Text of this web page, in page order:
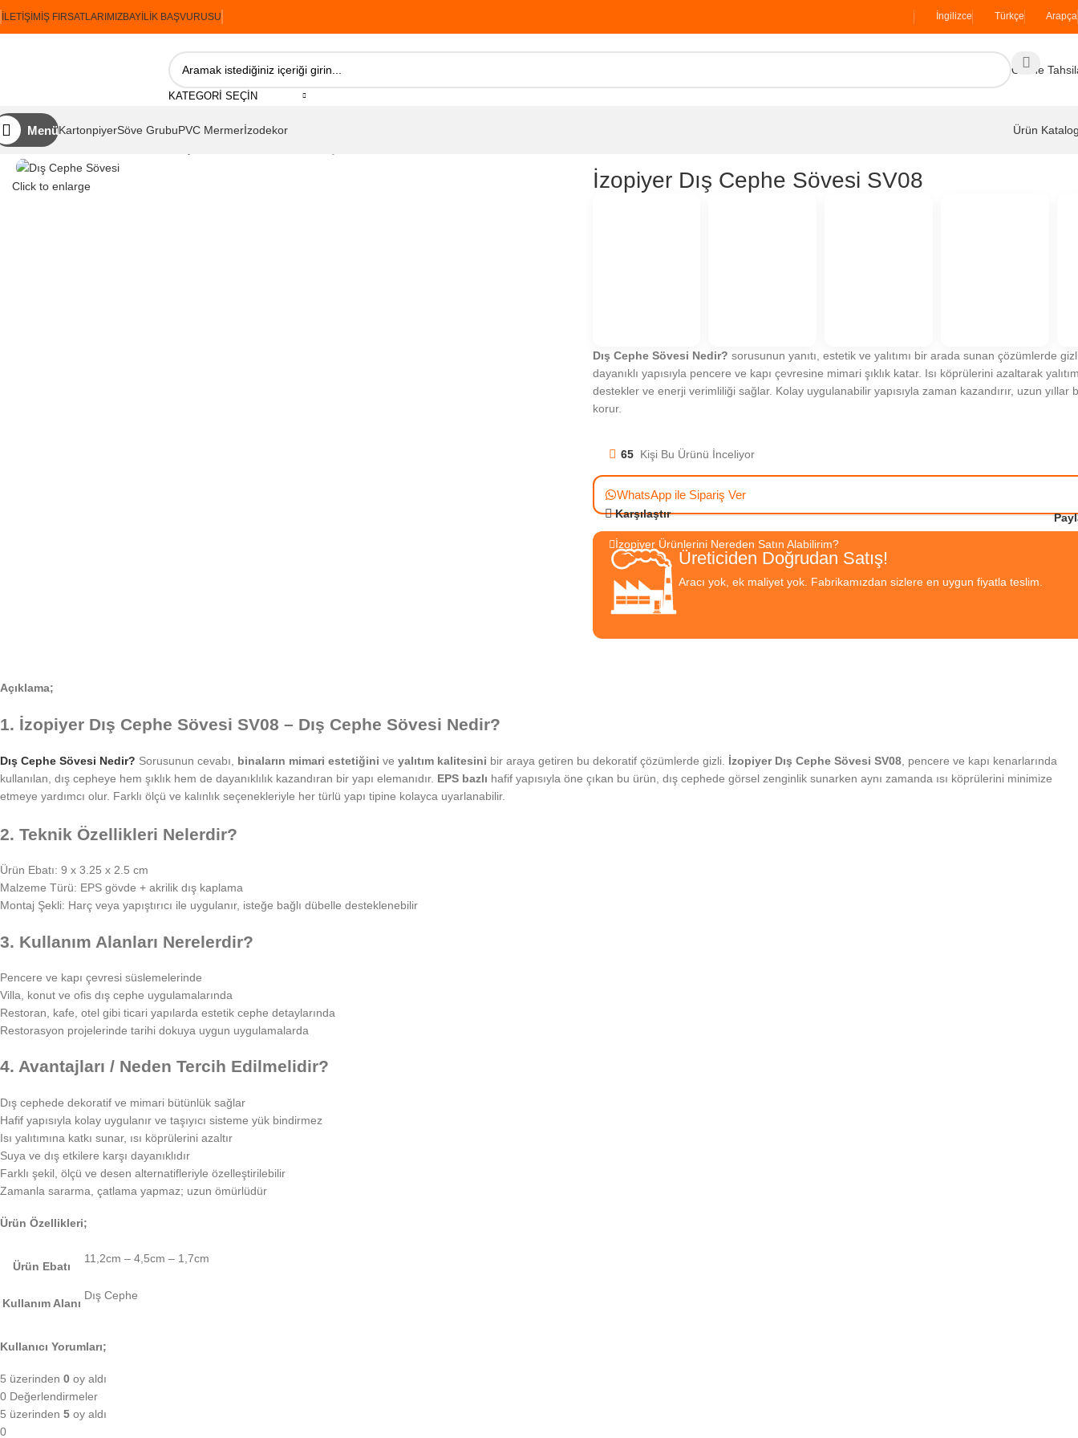
İLETIŞIM İŞ FIRSATLARIMIZBAYILIK BAŞVURUSU İngilizce Türkçe Arapça
KATEGORI SEÇIN
Online
MenüKartonpiyerSöve GrubuPVC Mermerİzodekor
Ürün
Ana Sayfa
Click to enlarge İzopiyer Dış Cephe Sövesi SV08
Dış Cephe Sövesi Nedir? sorusunun yanıtı, estetik ve yalıtımı bir arada sunan çözümlerde
dayanıklı yapısıyla pencere ve kapı çevresine mimari şıklık katar. Isı köprülerini azaltarak
destekler ve enerji verimliliği sağlar. Kolay uygulanabilir yapısıyla zaman kazandırır, uzun yıllar
korur.
65 Kişi Bu Ürünü İnceliyor
WhatsApp ile Sipariş Ver
Karşılaştır
İzopiyer Ürünlerini Nereden Satın Alabilirim?
Üreticiden Doğrudan Satış!
Aracı yok, ek maliyet yok. Fabrikamızdan sizlere en uygun fiyatla teslim.
Açıklama;
1. İzopiyer Dış Cephe Sövesi SV08 – Dış Cephe Sövesi Nedir?
Dış Cephe Sövesi Nedir? Sorusunun cevabı, binaların mimari estetiğini ve yalıtım kalitesini bir araya getiren bu dekoratif çözümlerde gizli. İzopiyer Dış Cephe Sövesi SV08 , pencere ve kapı kenarlarında
kullanılan, dış cepheye hem şıklık hem de dayanıklılık kazandıran bir yapı elemanıdır. EPS bazlı hafif yapısıyla öne çıkan bu ürün, dış cephede görsel zenginlik sunarken aynı zamanda ısı köprülerini minimize
etmeye yardımcı olur. Farklı ölçü ve kalınlık seçenekleriyle her türlü yapı tipine kolayca uyarlanabilir.
2. Teknik Özellikleri Nelerdir?
Ürün Ebatı: 9 x 3.25 x 2.5 cm
Malzeme Türü: EPS gövde + akrilik dış kaplama
Montaj Şekli: Harç veya yapıştırıcı ile uygulanır, isteğe bağlı dübelle desteklenebilir
3. Kullanım Alanları Nerelerdir?
Pencere ve kapı çevresi süslemelerinde
Villa, konut ve ofis dış cephe uygulamalarında
Restoran, kafe, otel gibi ticari yapılarda estetik cephe detaylarında
Restorasyon projelerinde tarihi dokuya uygun uygulamalarda
4. Avantajları / Neden Tercih Edilmelidir?
Dış cephede dekoratif ve mimari bütünlük sağlar
Hafif yapısıyla kolay uygulanır ve taşıyıcı sisteme yük bindirmez
Isı yalıtımına katkı sunar, ısı köprülerini azaltır
Suya ve dış etkilere karşı dayanıklıdır
Farklı şekil, ölçü ve desen alternatifleriyle özelleştirilebilir
Zamanla sararma, çatlama yapmaz; uzun ömürlüdür
Ürün Özellikleri;
Ürün Ebatı
11,2cm – 4,5cm – 1,7cm
Kullanım Alanı
Dış Cephe
Kullanıcı Yorumları;
5 üzerinden 0 oy aldı
0 Değerlendirmeler
5 üzerinden 5 oy aldı
0